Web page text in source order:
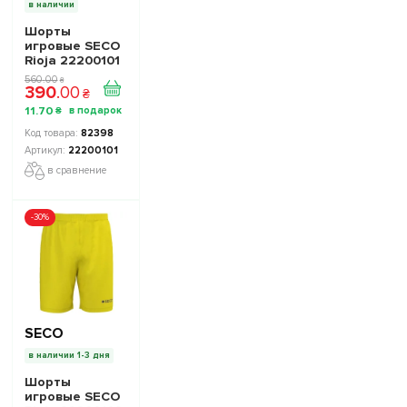
в наличии
Шорты
игровые SECO
Rioja 22200101
цвет: черный
560.00 ₴
390.00 ₴
11.70 ₴
82398
22200101
в сравнение
-30%
SECO
в наличии 1-3 дня
Шорты
игровые SECO